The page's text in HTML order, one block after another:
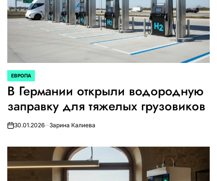
ОПУБЛИКОВАНО
В
ЕВРОПА
В Германии открыли водородную
заправку для тяжелых грузовиков
on30.01.2026 Зарина Калиева